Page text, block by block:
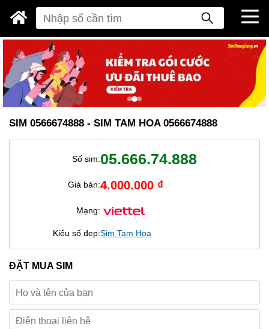
SIM 0566674888 - SIM TAM HOA 0566674888
Số sim:05.666.74.888
Giá bán:4.000.000 ₫
Mạng:
Kiểu số đẹp:Sim Tam Hoa
ĐẶT MUA SIM